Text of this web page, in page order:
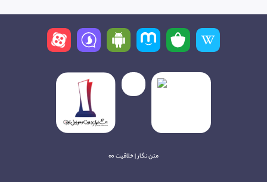
متن نگار | خلاقیت ∞